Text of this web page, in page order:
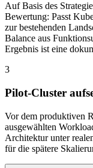
Auf Basis des
Bewertung: Passt
zur bestehenden
Balance aus
Ergebnis ist eine
3
Pilot-Cluster
Vor dem produktiven
ausgewählten
Architektur unter
für die spätere